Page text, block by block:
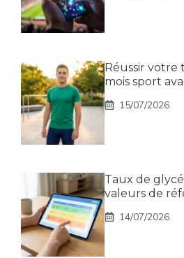
Réussir votre
mois sport
15/07/2026
Taux de
valeurs de
14/07/2026